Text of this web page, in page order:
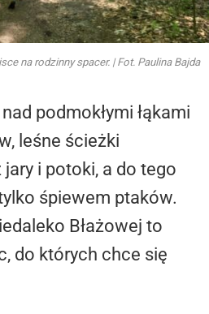
na rodzinny spacer. | Fot. Paulina Bajda
podmokłymi łąkami
leśne ścieżki
i potoki, a do tego
śpiewem ptaków.
Błażowej to
do których chce się